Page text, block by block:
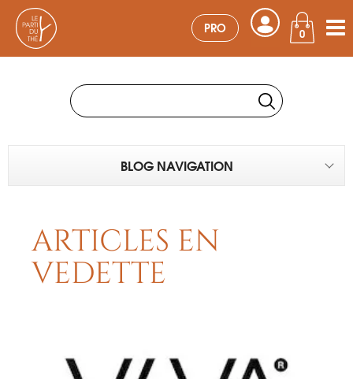
PRO 0
BLOG NAVIGATION
ARTICLES EN
VEDETTE